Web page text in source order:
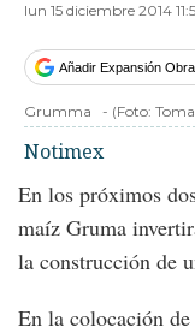
lun 15 diciembre 2014
Añadir Expansión
Grumma - (Foto:
Notimex
En los próximos
maíz Gruma
la construcción de
En la colocación